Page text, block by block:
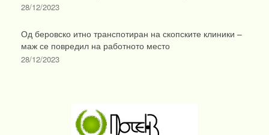
28/12/2023
Од беровско итно транспотиран на скопските клиники –
маж се повредил на работното место
28/12/2023